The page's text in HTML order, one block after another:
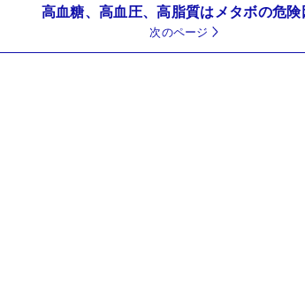
高血糖、高血圧、高脂質はメタボの危険
次のページ